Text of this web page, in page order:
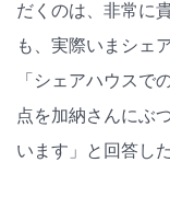
だくのは、非常に
も、実際いまシェ
「シェアハウスで
点を加納さんにぶ
います」と回答し